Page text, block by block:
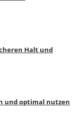
Halt und
und optimal nutzen